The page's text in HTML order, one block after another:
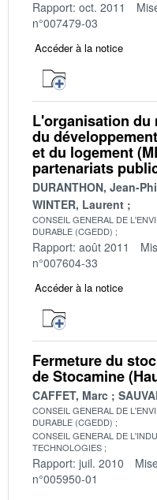
Rapport: oct. 2011
n°007479-03
Accéder à la notice
L'organisation du
du
et du logement
partenariats
DURANTHON, Jean-
WINTER, Laurent
CONSEIL GENERAL DE
DURABLE (CGEDD)
Rapport: août 2011
n°007604-33
Accéder à la notice
Fermeture du
de Stocamine
CAFFET, Marc
CONSEIL GENERAL DE
DURABLE (CGEDD)
CONSEIL GENERAL DE
TECHNOLOGIES
Rapport: juil. 2010
n°005950-01